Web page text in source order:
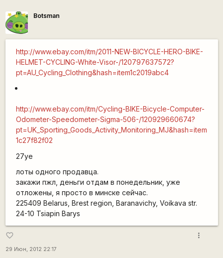
Botsman
http://www.ebay.com/itm/2011-NEW-BICYCLE-HERO-BIKE-
HELMET-CYCLING-White-Visor-/120797637572?
pt=AU_Cycling_Clothing&hash=item1c2019abc4
http://www.ebay.com/itm/Cycling-BIKE-Bicycle-Computer-
Odometer-Speedometer-Sigma-506-/120929660674?
pt=UK_Sporting_Goods_Activity_Monitoring_MJ&hash=item
1c27f82f02
27уе
лоты одного продавца.
закажи пжл, деньги отдам в понедельник, уже
отложены, я просто в минске сейчас.
225409 Belarus, Brest region, Baranavichy, Voikava str.
24-10 Tsiapin Barys
favorite_border
29 Июн, 2012 22:17
more_vert